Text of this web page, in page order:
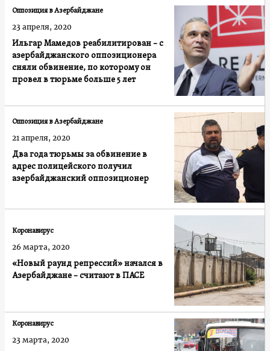
Ильгар Мамедов реабилитирован – с
азербайджанского оппозиционера
сняли обвинение, по которому он
провел в тюрьме больше 5 лет
Оппозиция в Азербайджане
23 апреля, 2020
Два года тюрьмы за обвинение в
адрес полицейского получил
азербайджанский оппозиционер
Оппозиция в Азербайджане
21 апреля, 2020
«Новый раунд репрессий» начался в
Азербайджане – считают в ПАСЕ
Коронавирус
26 марта, 2020
Коронавирус
23 марта, 2020